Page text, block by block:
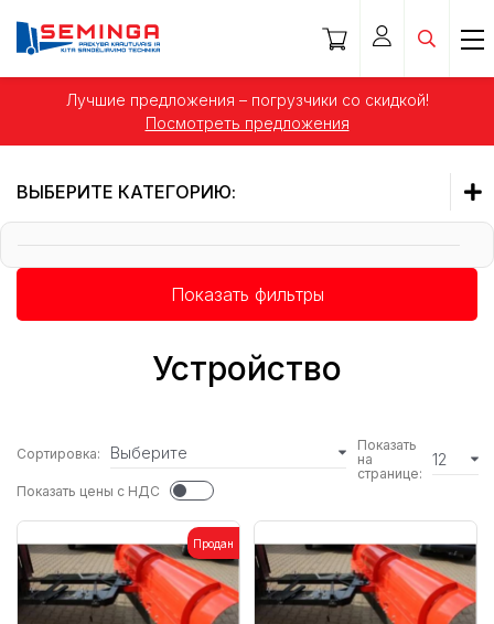
Лучшие предложения – погрузчики со скидкой!
Посмотреть предложения
ВЫБЕРИТЕ КАТЕГОРИЮ:
Показать фильтры
Устройство
Сортировка: Выберите
Показать
на
странице:
12
Показать цены с НДС
Продан